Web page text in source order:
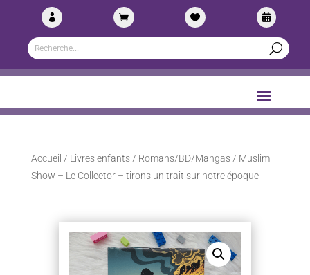
   
Accueil / Livres enfants/ Romans/BD/Mangas/ Muslim
Show – Le Collector – tirons un trait sur notre époque